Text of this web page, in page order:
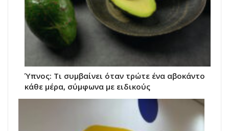
Ύπνος: Τι συμβαίνει όταν τρώτε ένα αβοκάντο
κάθε μέρα, σύμφωνα με ειδικούς